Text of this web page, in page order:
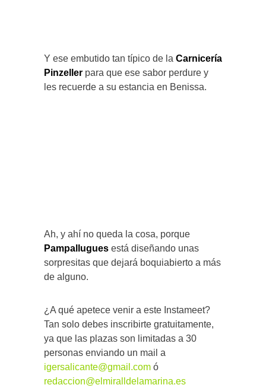
Y ese embutido tan típico de la Carnicería
Pinzeller para que ese sabor perdure y
les recuerde a su estancia en Benissa.
Ah, y ahí no queda la cosa, porque
Pampallugues está diseñando unas
sorpresitas que dejará boquiabierto a más
de alguno.
¿A qué apetece venir a este Instameet?
Tan solo debes inscribirte gratuitamente,
ya que las plazas son limitadas a 30
personas enviando un mail a
igersalicante@gmail.com ó
redaccion@elmiralldelamarina.es